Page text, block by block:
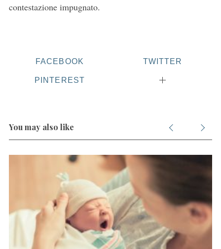
contestazione impugnato.
FACEBOOK TWITTER
PINTEREST
You may also like
S
e
f
o